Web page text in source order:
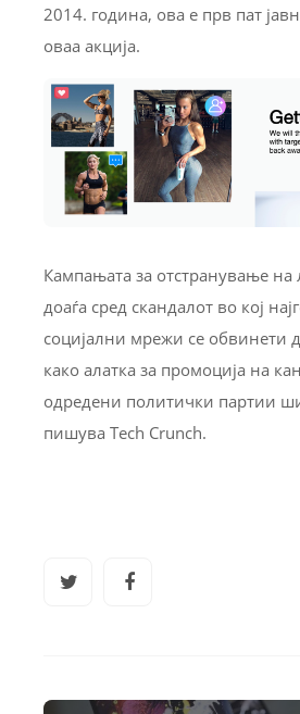
2014. година, ова е прв пат
оваа акција.
Кампањата за отстранување
доаѓа сред скандалот во кој
социјални мрежи се обвинети
како алатка за промоција на
одредени политички партии
пишува Tech Crunch.